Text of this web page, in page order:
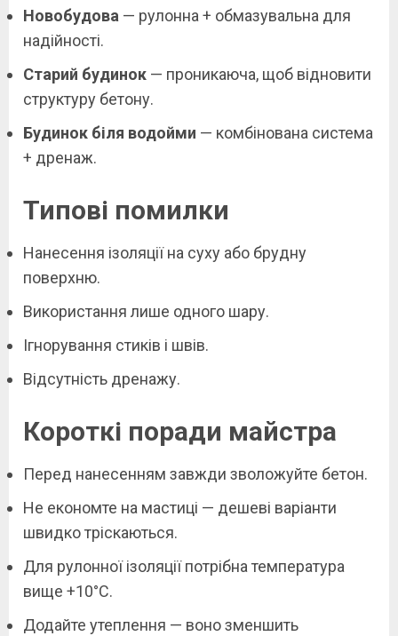
Новобудова — рулонна + обмазувальна для
надійності.
Старий будинок — проникаюча, щоб відновити
структуру бетону.
Будинок біля водойми — комбінована система
+ дренаж.
Типові помилки
Нанесення ізоляції на суху або брудну
поверхню.
Використання лише одного шару.
Ігнорування стиків і швів.
Відсутність дренажу.
Короткі поради майстра
Перед нанесенням завжди зволожуйте бетон.
Не економте на мастиці — дешеві варіанти
швидко тріскаються.
Для рулонної ізоляції потрібна температура
вище +10°C.
Додайте утеплення — воно зменшить